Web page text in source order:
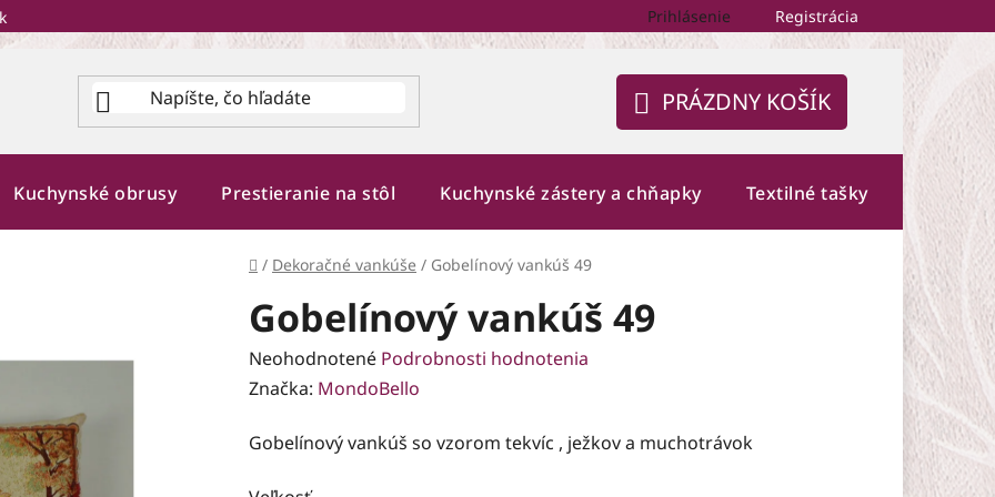
Prihlásenie Registrácia
NÁKUPNÝ
KOŠÍK
PRÁZDNY KOŠÍK
Kuchynské obrusy Prestieranie na stôl Kuchynské zástery a chňapky Textilné tašky
Domov
/ Dekoračné vankúše / Gobelínový vankúš 49
Gobelínový vankúš 49
Priemerné
hodnotenie
je
Neohodnotené Podrobnosti hodnotenia
Značka: MondoBello
Gobelínový vankúš so vzorom tekvíc , ježkov a muchotrávok